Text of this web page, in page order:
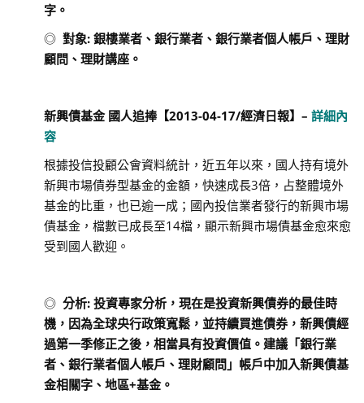
字。
◎ 對象: 銀樓業者、銀行業者、銀行業者個人帳戶、理財
顧問、理財講座。
新興債基金 國人追捧【2013-04-17/經濟日報】 – 詳細內
容
根據投信投顧公會資料統計，近五年以來，國人持有境外
新興市場債券型基金的金額，快速成長3倍，占整體境外
基金的比重，也已逾一成；國內投信業者發行的新興市場
債基金，檔數已成長至14檔，顯示新興市場債基金愈來愈
受到國人歡迎。
◎ 分析: 投資專家分析，現在是投資新興債券的最佳時
機，因為全球央行政策寬鬆，並持續買進債券，新興債經
過第一季修正之後，相當具有投資價值。建議「銀行業
者、銀行業者個人帳戶、理財顧問」帳戶中加入新興債基
金相關字、地區+基金。